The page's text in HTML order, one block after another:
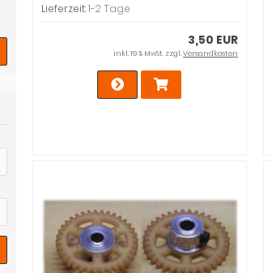
Lieferzeit:1-2 Tage
3,50 EUR
inkl. 19 % MwSt. zzgl.Versandkosten